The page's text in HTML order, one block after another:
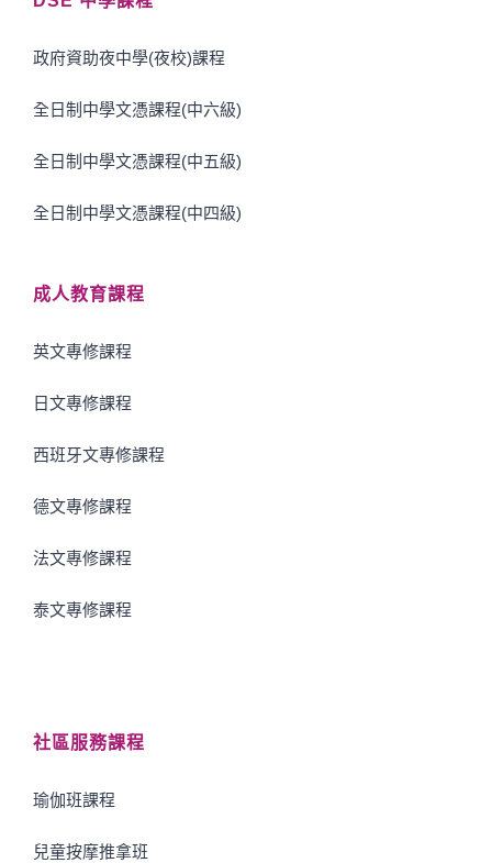
政府資助夜中學(夜校)課程
全日制中學文憑課程(中六級)
全日制中學文憑課程(中五級)
全日制中學文憑課程(中四級)
成人教育課程
英文專修課程
日文專修課程
西班牙文專修課程
德文專修課程
法文專修課程
泰文專修課程
社區服務課程
瑜伽班課程
兒童按摩推拿班